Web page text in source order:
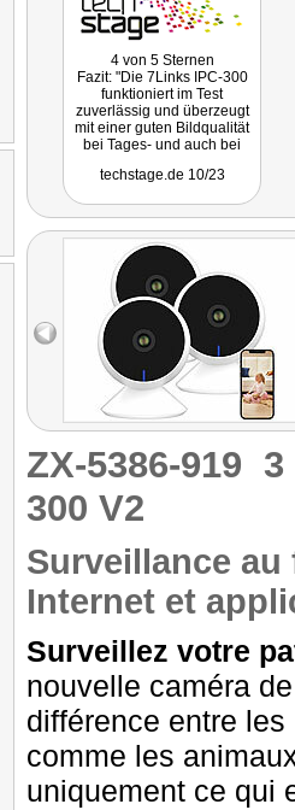
4 von 5 Sternen
Fazit: "Die 7Links IPC-300
funktioniert im Test
zuverlässig und überzeugt
mit einer guten Bildqualität
bei Tages- und auch bei
auch die intuitive
Plattform. Damit lässt sie
sich mit anderen Smart-
Home-Komponenten für
Automatisierungen nutzen.
Positiv ist auch, dass sie
sich dank Onvif-Support mit
Dritthersteller-Lösungen
wie Synology Surveillance
Station nutzen lässt."
techstage.de 10/23
ZX-5386-919 3
300 V2
Surveillance
Internet et
Surveillez votre
nouvelle caméra
différence entre
comme les
uniquement ce qui